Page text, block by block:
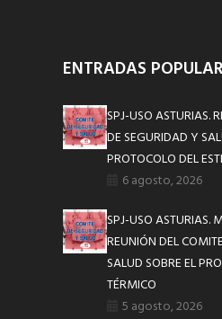
ENTRADAS
SPJ-USO ASTURIAS.
DE SEGURIDAD Y
PROTOCOLO DEL
6 agosto, 2026
SPJ-USO ASTURIAS.
REUNIÓN DEL
SALUD SOBRE EL
TÉRMICO
5 agosto, 2026